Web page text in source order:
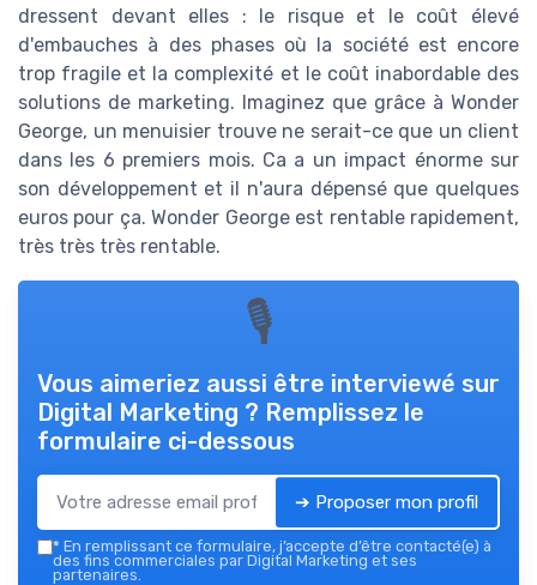
dressent devant elles : le risque et le coût élevé
d'embauches à des phases où la société est encore
trop fragile et la complexité et le coût inabordable des
solutions de marketing. Imaginez que grâce à Wonder
George, un menuisier trouve ne serait-ce que un client
dans les 6 premiers mois. Ca a un impact énorme sur
son développement et il n'aura dépensé que quelques
euros pour ça. Wonder George est rentable rapidement,
très très très rentable.
🎙
Vous aimeriez aussi être interviewé sur
Digital Marketing ? Remplissez le
formulaire ci-dessous
➔ Proposer mon profil
* En remplissant ce formulaire, j’accepte d’être contacté(e) à
des fins commerciales par Digital Marketing et ses
partenaires.